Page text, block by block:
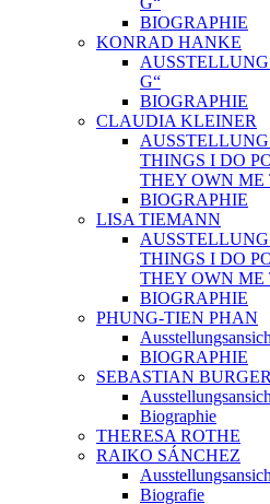
BIOGRAPHIE
KONRAD HANKE
G“
BIOGRAPHIE
CLAUDIA KLEINER
THINGS I DO
THEY OWN ME
BIOGRAPHIE
LISA TIEMANN
THINGS I DO
THEY OWN ME
BIOGRAPHIE
PHUNG-TIEN PHAN
BIOGRAPHIE
SEBASTIAN BURGER
Biographie
THERESA ROTHE
RAIKO SÁNCHEZ
Biografie